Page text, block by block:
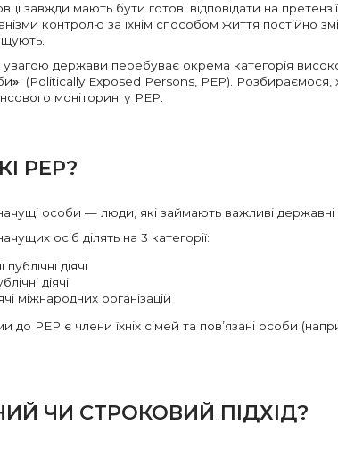
завжди мають бути готові відповідати на
контролю за їхнім способом життя постійно
увагою держави перебуває окрема категорія
» (Politically Exposed Persons, РЕР). Розбираємося,
моніторингу РЕР.
РЕР?
особи — люди, які займають важливі державні
осіб ділять на 3 категорії:
публічні діячі
діячі
міжнародних організацій
до РЕР є члени їхніх сімей та пов’язані особи
ЧИ СТРОКОВИЙ ПІДХІД?